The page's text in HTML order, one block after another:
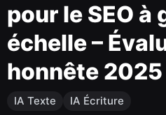
pour le SEO à
échelle –
honnête 2025
IA Texte IA Écriture